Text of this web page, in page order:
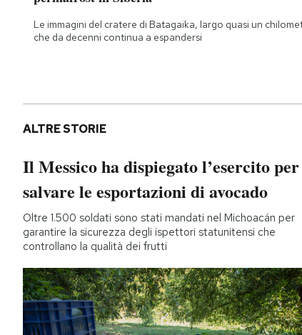
Le immagini del cratere di Batagaika, largo quasi un
che da decenni continua a espandersi
ALTRE STORIE
Il Messico ha dispiegato l’esercito per
salvare le esportazioni di avocado
Oltre 1.500 soldati sono stati mandati nel Michoacán per
garantire la sicurezza degli ispettori statunitensi che
controllano la qualità dei frutti